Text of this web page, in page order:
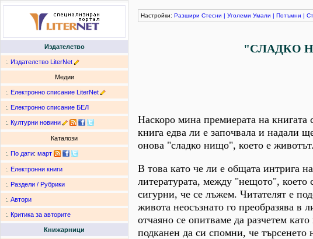
Издателство
:. Издателство LiterNet
Медии
:. Електронно списание LiterNet
:. Електронно списание БЕЛ
:. Културни новини
Каталози
:. По дати: март
:. Електронни книги
:. Раздели / Рубрики
:. Автори
:. Критика за авторите
Книжарници
Настройки: Разшири Стесни | Уголеми Умали | Потъмни |
"СЛАДКО
Наскоро мина премиерата на
книга едва ли е започвала и надали
онова "сладко нищо", което е
В това като че ли е общата интрига
литературата, между "нещото",
сигурни, че се лъжем. Читателят е
живота неосъзнато го преобразява в
отчаяно се опитваме да разчетем
подканен да си спомни, че търсенето